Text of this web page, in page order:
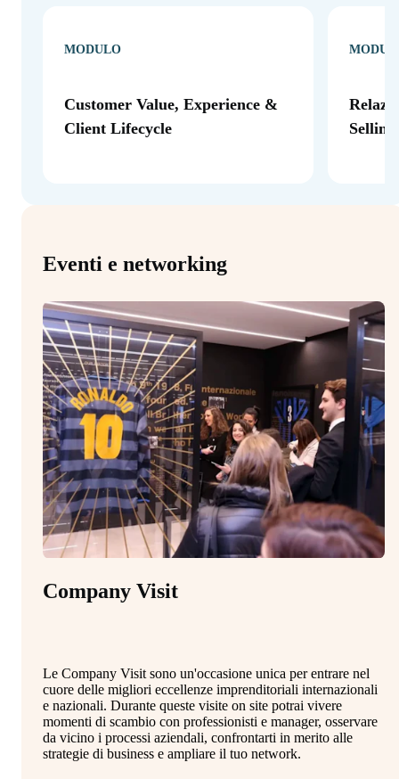
MODULO
Customer Value, Experience &
Client Lifecycle
Eventi e networking
Company Visit
Le Company Visit sono un'occasione unica per entrare nel
cuore delle migliori eccellenze imprenditoriali internazionali
e nazionali. Durante queste visite on site potrai vivere
momenti di scambio con professionisti e manager, osservare
da vicino i processi aziendali, confrontarti in merito alle
strategie di business e ampliare il tuo network.